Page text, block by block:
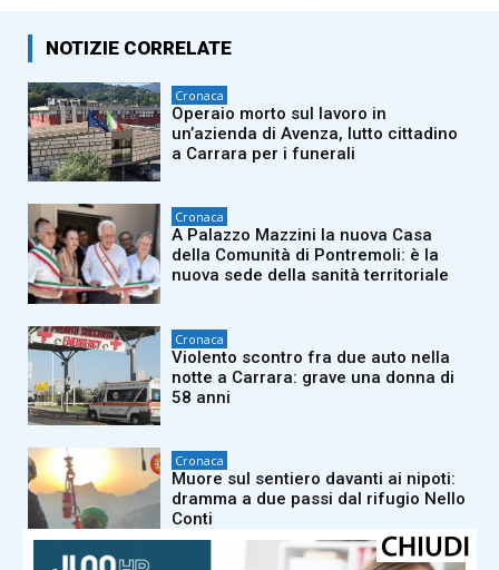
NOTIZIE CORRELATE
Cronaca
Operaio morto sul lavoro in
un’azienda di Avenza, lutto cittadino
a Carrara per i funerali
Cronaca
A Palazzo Mazzini la nuova Casa
della Comunità di Pontremoli: è la
nuova sede della sanità territoriale
Cronaca
Violento scontro fra due auto nella
notte a Carrara: grave una donna di
58 anni
Cronaca
Muore sul sentiero davanti ai nipoti:
dramma a due passi dal rifugio Nello
Conti